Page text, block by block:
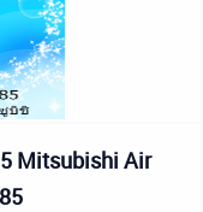
Mitsubishi Air